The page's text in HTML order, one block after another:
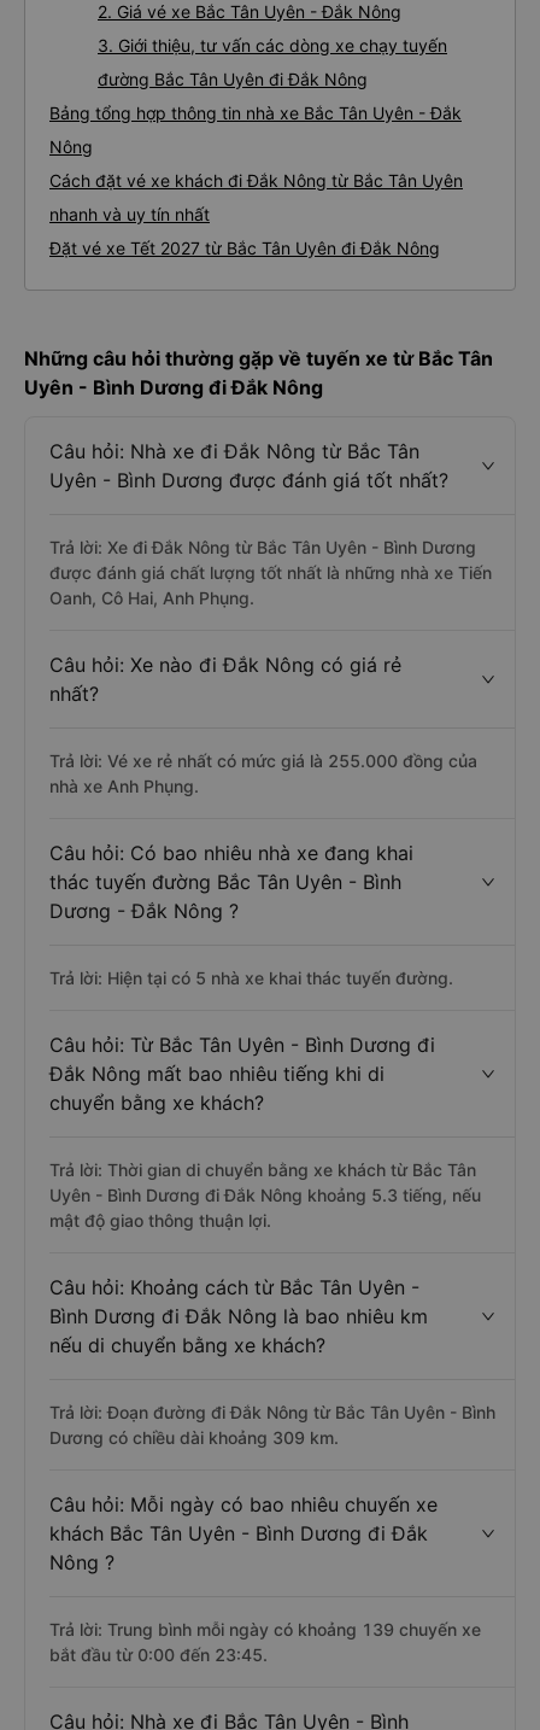
2. Giá vé xe Bắc Tân Uyên - Đắk Nông
3. Giới thiệu, tư vấn các dòng xe chạy tuyến
đường Bắc Tân Uyên đi Đắk Nông
Bảng tổng hợp thông tin nhà xe Bắc Tân Uyên - Đắk
Nông
Cách đặt vé xe khách đi Đắk Nông từ Bắc Tân Uyên
nhanh và uy tín nhất
Đặt vé xe Tết 2027 từ Bắc Tân Uyên đi Đắk Nông
Những câu hỏi thường gặp về tuyến xe từ Bắc Tân
Uyên - Bình Dương đi Đắk Nông
Câu hỏi: Nhà xe đi Đắk Nông từ Bắc Tân
Uyên - Bình Dương được đánh giá tốt nhất?
Trả lời: Xe đi Đắk Nông từ Bắc Tân Uyên - Bình Dương
được đánh giá chất lượng tốt nhất là những nhà xe Tiến
Oanh, Cô Hai, Anh Phụng.
Câu hỏi: Xe nào đi Đắk Nông có giá rẻ
nhất?
Trả lời: Vé xe rẻ nhất có mức giá là 255.000 đồng của
nhà xe Anh Phụng.
Câu hỏi: Có bao nhiêu nhà xe đang khai
thác tuyến đường Bắc Tân Uyên - Bình
Dương - Đắk Nông ?
Trả lời: Hiện tại có 5 nhà xe khai thác tuyến đường.
Câu hỏi: Từ Bắc Tân Uyên - Bình Dương đi
Đắk Nông mất bao nhiêu tiếng khi di
chuyển bằng xe khách?
Trả lời: Thời gian di chuyển bằng xe khách từ Bắc Tân
Uyên - Bình Dương đi Đắk Nông khoảng 5.3 tiếng, nếu
mật độ giao thông thuận lợi.
Câu hỏi: Khoảng cách từ Bắc Tân Uyên -
Bình Dương đi Đắk Nông là bao nhiêu km
nếu di chuyển bằng xe khách?
Trả lời: Đoạn đường đi Đắk Nông từ Bắc Tân Uyên - Bình
Dương có chiều dài khoảng 309 km.
Câu hỏi: Mỗi ngày có bao nhiêu chuyến xe
khách Bắc Tân Uyên - Bình Dương đi Đắk
Nông ?
Trả lời: Trung bình mỗi ngày có khoảng 139 chuyến xe
bắt đầu từ 0:00 đến 23:45.
Câu hỏi: Nhà xe đi Bắc Tân Uyên - Bình